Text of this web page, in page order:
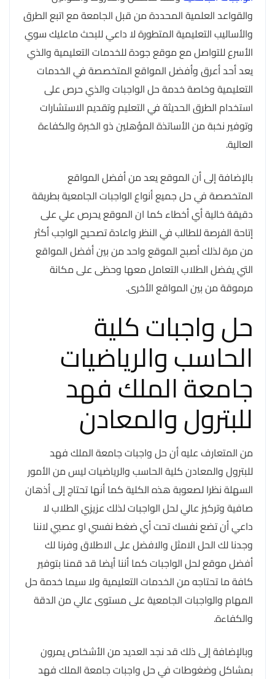
والقواعد العلمية المحددة من قبل الجامعة مع اتبع الطرق
والأساليب التعليمية المتطورة لا داعي للبحث ماعليك سوي
الأسرع للتواصل مع موقع جودة للخدمات التعليمية والذي
يعد أحد أعرق وأفضل المواقع المتخصصة في الخدمات
التعليمية وخاصة خدمة حل الواجبات والذي حرص على
استخدام الطرق الحديثة في التعليم وتقديم الاستشارات
وتوفير نخبة من الأساتذة المؤهلين ذو الخبرة والكفاءة
العالية.
بالإضافة إلى أن الموقع يعد من أفضل المواقع
المتخصصة في حل جميع أنواع الواجبات الجامعية بطريقة
دقيقة خالية أي أخطاء كما ان الموقع يحرص علي على
إتاحة الفرصة للطالب في النظر واعادة تصحيح الواجب أكثر
من مرة لذلك أصبح الموقع واحد من بين أفضل المواقع
التي يفضل الطلاب التعامل معها وحظى على مكانة
مرموقة من بين المواقع الأخرى.
حل واجبات كلية
الحاسب والرياضيات
جامعة الملك فهد
للبترول والمعادن
من المتعارف عليه أن حل واجبات جامعة الملك فهد
للبترول والمعادن كلية الحاسب والرياضيات ليس من الأمور
السهلة نظرا لصعوبة هذه الكلية كما أنها تحتاج إلى أذهان
صافية وتركيز عالي لحل الواجبات لذلك عزيزي الطلاب لا
داعي أن تضع نفسك تحت أي ضغط نفسي او عصبي لاننا
وجدنا لك الحل الامثل والافضل على الاطلاق وفرنا لك
أفضل موقع لحل الواجبات كما أننا أيضا قد قمنا بتوفير
كافة ما تحتاجه من الخدمات التعليمية ولا سيما خدمة حل
المهام والواجبات الجامعية على مستوى عالي من الدقة
والكفاءة.
وبالإضافة إلى ذلك قد نجد العديد من الأشخاص يمرون
بمشاكل وضغوطات في حل واجبات جامعة الملك فهد